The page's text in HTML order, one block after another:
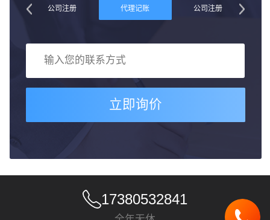
公司注册 代理记账 公司注册
立即询价
17380532841